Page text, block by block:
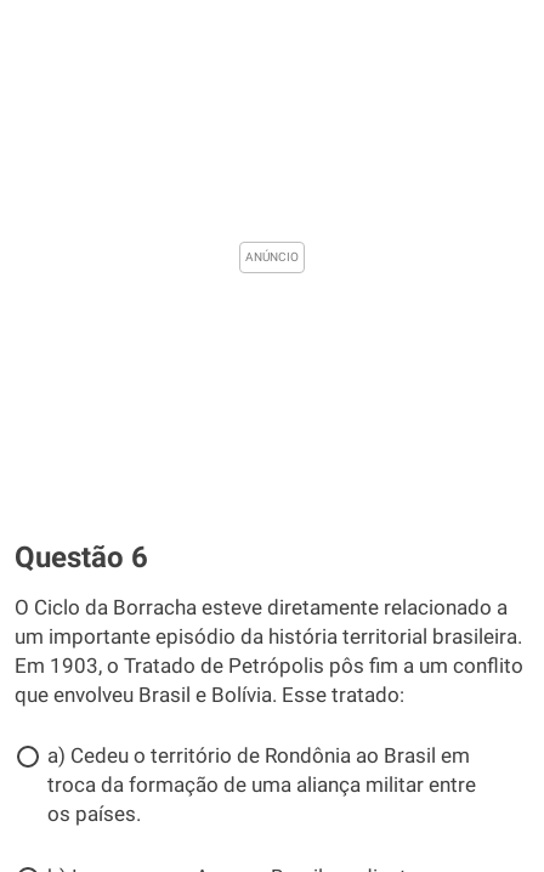
Questão 6
O Ciclo da Borracha esteve diretamente relacionado a
um importante episódio da história territorial brasileira.
Em 1903, o Tratado de Petrópolis pôs fim a um conflito
que envolveu Brasil e Bolívia. Esse tratado:
a) Cedeu o território de Rondônia ao Brasil em
troca da formação de uma aliança militar entre
os países.